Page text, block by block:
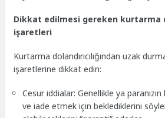
Dikkat edilmesi gereken kurtarma
işaretleri
Kurtarma dolandırıcılığından uzak
işaretlerine dikkat edin:
Cesur iddialar: Genellikle ya
ve iade etmek için beklediklerini